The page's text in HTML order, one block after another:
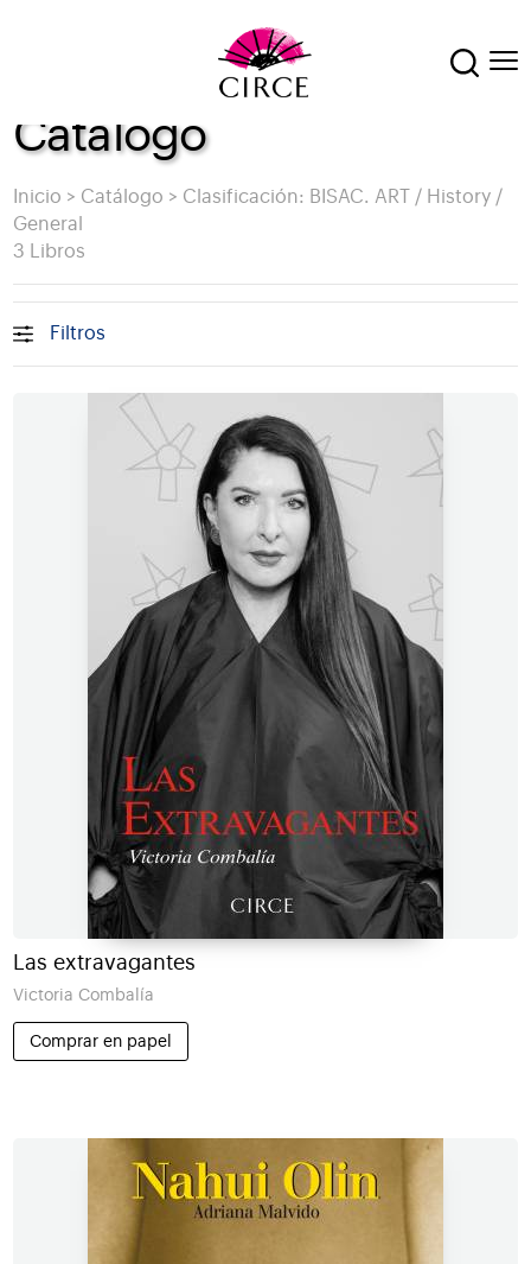
Catálogo
Inicio > Catálogo > Clasificación: BISAC. ART / History /
General
3 Libros
Filtros
Las extravagantes
Victoria Combalía
Comprar en papel